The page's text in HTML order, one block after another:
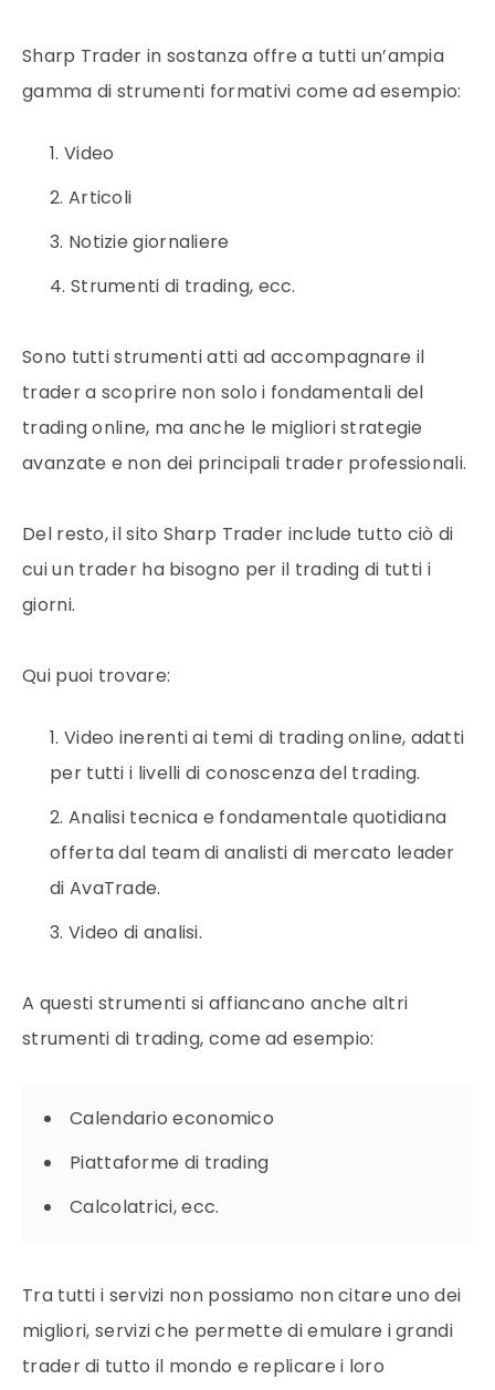
Sharp Trader in sostanza offre a tutti un’ampia
gamma di strumenti formativi come ad esempio:
Video
Articoli
Notizie giornaliere
Strumenti di trading, ecc.
Sono tutti strumenti atti ad accompagnare il
trader a scoprire non solo i fondamentali del
trading online, ma anche le migliori strategie
avanzate e non dei principali trader professionali.
Del resto, il sito Sharp Trader include tutto ciò di
cui un trader ha bisogno per il trading di tutti i
giorni.
Qui puoi trovare:
Video inerenti ai temi di trading online, adatti
per tutti i livelli di conoscenza del trading.
Analisi tecnica e fondamentale quotidiana
offerta dal team di analisti di mercato leader
di AvaTrade.
Video di analisi.
A questi strumenti si affiancano anche altri
strumenti di trading, come ad esempio:
Calendario economico
Piattaforme di trading
Calcolatrici, ecc.
Tra tutti i servizi non possiamo non citare uno dei
migliori, servizi che permette di emulare i grandi
trader di tutto il mondo e replicare i loro